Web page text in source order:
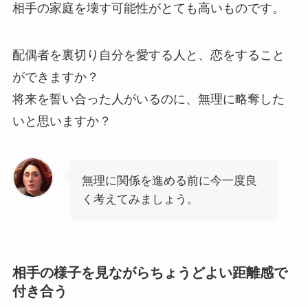
相手の家庭を壊す可能性がとても高いものです。
配偶者を裏切り自分を愛する人と、恋をすること
ができますか？
将来を誓い合った人がいるのに、無理に略奪した
いと思いますか？
無理に関係を進める前に今一度良
く考えてみましょう。
相手の様子を見ながらちょうどよい距離感で
付き合う